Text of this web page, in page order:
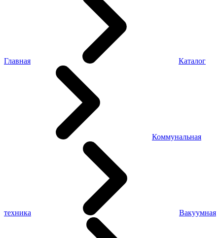
Главная Каталог
Коммунальная
техника Вакуумная